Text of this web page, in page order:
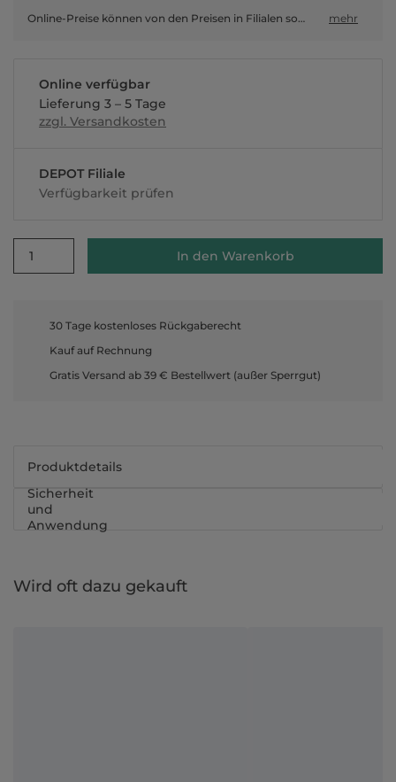
Online-Preise können von den Preisen in Filialen sowie Shop-in-Shop-Flächen abweichen. mehr
Online verfügbar
Lieferung 3 – 5 Tage
zzgl. Versandkosten
DEPOT Filiale
Verfügbarkeit prüfen
1 In den Warenkorb
30 Tage kostenloses Rückgaberecht
Kauf auf Rechnung
Gratis Versand ab 39 € Bestellwert (außer Sperrgut)
Produktdetails
Sicherheit
und
Anwendung
Wird oft dazu gekauft